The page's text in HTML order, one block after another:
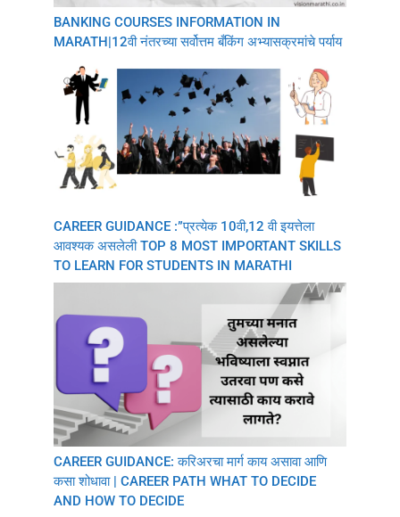
BANKING COURSES INFORMATION IN
MARATH|12वी नंतरच्या सर्वोत्तम बँकिंग अभ्यासक्रमांचे पर्याय
CAREER GUIDANCE :”प्रत्येक 10वी,12 वी इयत्तेला
आवश्यक असलेली TOP 8 MOST IMPORTANT SKILLS
TO LEARN FOR STUDENTS IN MARATHI
CAREER GUIDANCE: करिअरचा मार्ग काय असावा आणि
कसा शोधावा | CAREER PATH WHAT TO DECIDE
AND HOW TO DECIDE